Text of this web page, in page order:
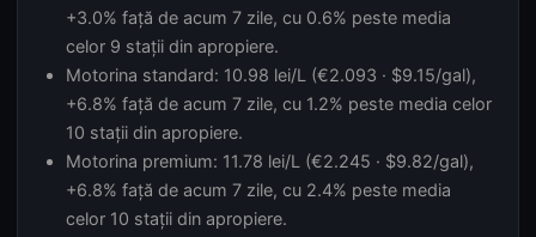
+3.0% față de acum 7 zile, cu 0.6% peste media
celor 9 stații din apropiere.
Motorina standard: 10.98 lei/L (€2.093 · $9.15/gal),
+6.8% față de acum 7 zile, cu 1.2% peste media celor
10 stații din apropiere.
Motorina premium: 11.78 lei/L (€2.245 · $9.82/gal),
+6.8% față de acum 7 zile, cu 2.4% peste media
celor 10 stații din apropiere.